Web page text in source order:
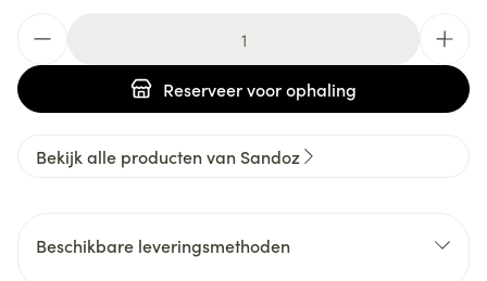
Reserveervoor ophaling
Bekijk alle producten van Sandoz
Beschikbare leveringsmethoden